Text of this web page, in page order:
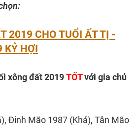
2019 CHO TUỔI ẤT TỊ -
KỶ HỢI
xông đất 2019TỐTvới gia chủ
Đinh Mão 1987 (Khá), Tân Mão